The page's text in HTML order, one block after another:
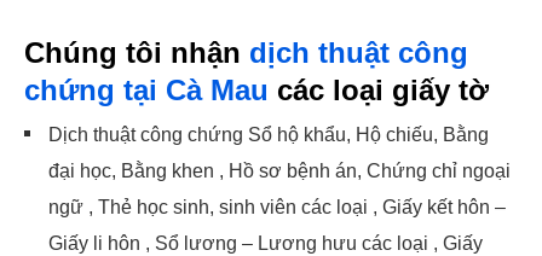
Chúng tôi nhận dịch thuật công
chứng tại Cà Mau các loại giấy tờ
Dịch thuật công chứng Sổ hộ khẩu, Hộ chiếu, Bằng
đại học, Bằng khen , Hồ sơ bệnh án, Chứng chỉ ngoại
ngữ , Thẻ học sinh, sinh viên các loại , Giấy kết hôn –
Giấy li hôn , Sổ lương – Lương hưu các loại , Giấy